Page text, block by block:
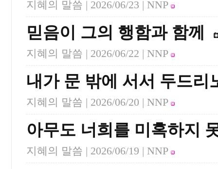
지혜의 말씀 | 2026/06/23 | NNP
믿음이 그의 행함과 함께
지혜의 말씀 | 2026/06/22 | NNP
내가 문 밖에 서서 두드리
지혜의 말씀 | 2026/06/20 | NNP
아무도 너희를 미혹하지
지혜의 말씀 | 2026/06/19 | NNP